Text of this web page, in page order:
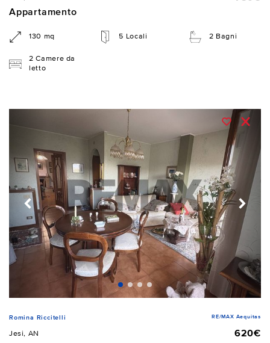
Appartamento
130 mq 5 Locali 2 Bagni
2 Camere da
letto
Romina Riccitelli RE/MAX Aequitas
Jesi, AN
620€